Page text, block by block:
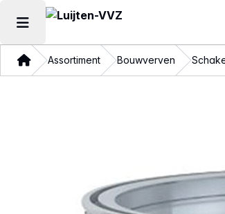
Hoofdmenu openen
ThuisAssortiment Bouwverven